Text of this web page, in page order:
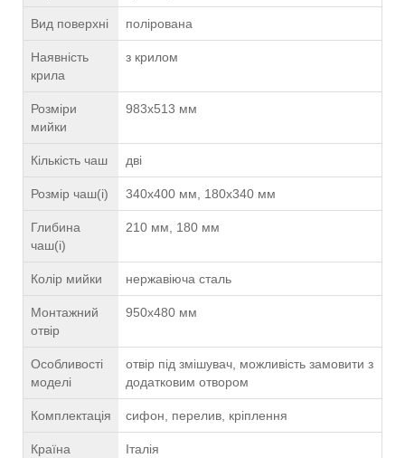
Вид поверхні полірована
Наявність
крила
з крилом
Розміри
мийки
983х513 мм
Кількість чаш дві
Розмір чаш(і) 340х400 мм, 180х340 мм
Глибина
чаш(і)
210 мм, 180 мм
Колір мийки нержавіюча сталь
Монтажний
отвір
950х480 мм
Особливості
моделі
отвір під змішувач, можливість замовити з
додатковим отвором
Комплектація сифон, перелив, кріплення
Країна
Італія